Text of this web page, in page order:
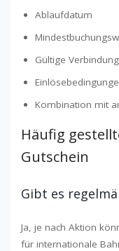
Ablaufdatum
Gültige
Kombination mit
Häufig
Gutschein
Gibt es
Ja, je nach Aktion
für internationale